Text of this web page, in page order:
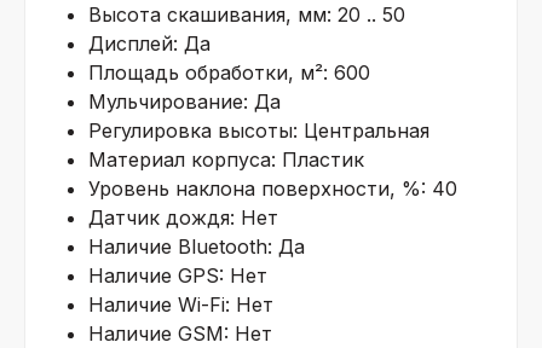
Высота скашивания, мм: 20 .. 50
Дисплей: Да
Площадь обработки, м²: 600
Мульчирование: Да
Регулировка высоты: Центральная
Материал корпуса: Пластик
Уровень наклона поверхности, %: 40
Датчик дождя: Нет
Наличие Bluetooth: Да
Наличие GPS: Нет
Наличие Wi-Fi: Нет
Наличие GSM: Нет